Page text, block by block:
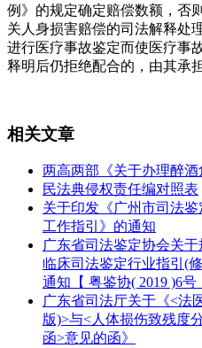
例》的规定确定赔偿数额，否
关人身损害赔偿的司法解释处
进行医疗事故鉴定而使医疗事
释明后仍拒绝配合的，由其承
相关文章
两高两部《关于办理醉酒
民法典侵权责任编对照表
关于印发《广州市司法
工作指引》的通知
广东省司法鉴定协会关
临床司法鉴定行业指引(
通知【 粤鉴协( 2019 )6号
广东省司法厅关于《<法
版)>与<人体损伤致残度
函>意见的函》